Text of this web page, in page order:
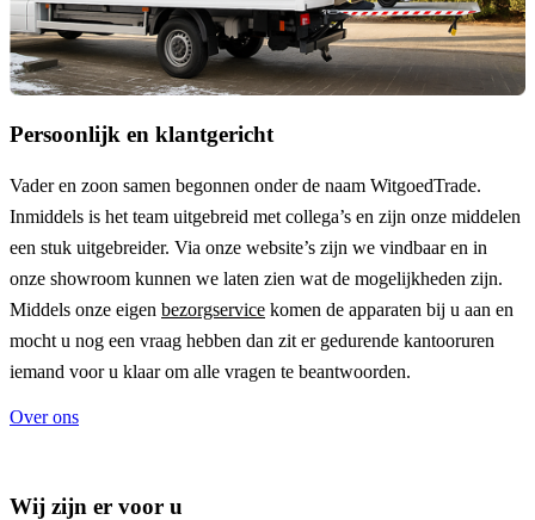
Persoonlijk en klantgericht
Vader en zoon samen begonnen onder de naam WitgoedTrade.
Inmiddels is het team uitgebreid met collega’s en zijn onze middelen
een stuk uitgebreider. Via onze website’s zijn we vindbaar en in
onze showroom kunnen we laten zien wat de mogelijkheden zijn.
Middels onze eigen bezorgservice komen de apparaten bij u aan en
mocht u nog een vraag hebben dan zit er gedurende kantooruren
iemand voor u klaar om alle vragen te beantwoorden.
Over ons
Wij zijn er voor u